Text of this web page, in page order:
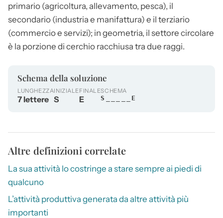
primario (agricoltura, allevamento, pesca), il
secondario (industria e manifattura) e il terziario
(commercio e servizi); in geometria, il settore circolare
è la porzione di cerchio racchiusa tra due raggi.
Schema della soluzione
LUNGHEZZA
7 lettere
INIZIALE
S
FINALE
E
SCHEMA
S_____E
Altre definizioni correlate
La sua attività lo costringe a stare sempre ai piedi di
qualcuno
L’attività produttiva generata da altre attività più
importanti